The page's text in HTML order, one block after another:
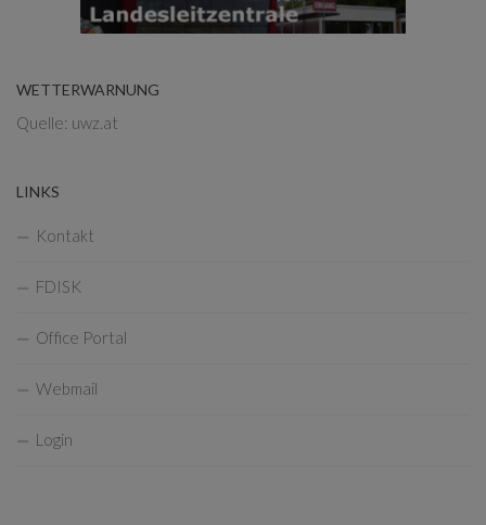
WETTERWARNUNG
Quelle: uwz.at
LINKS
Kontakt
FDISK
Office Portal
Webmail
Login